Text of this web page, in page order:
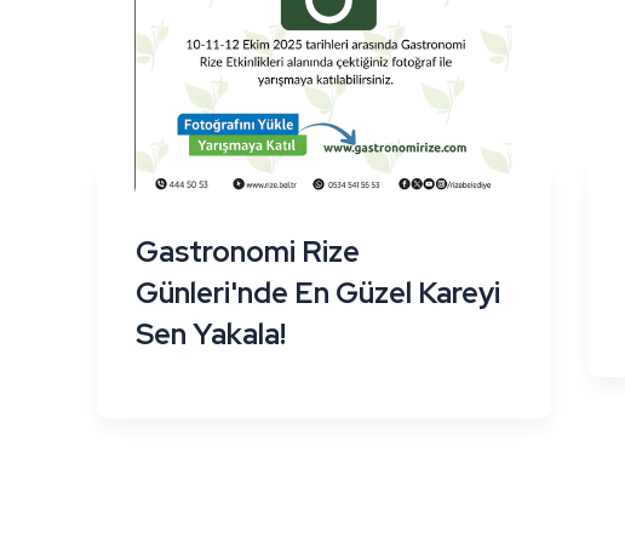
Gastronomi Rize
Günleri'nde En Güzel Kareyi
Sen Yakala!